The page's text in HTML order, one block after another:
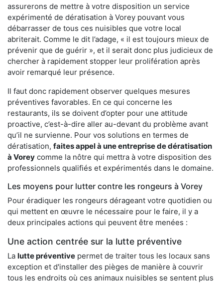
assurerons de mettre à votre disposition un service
expérimenté de dératisation à Vorey pouvant vous
débarrasser de tous ces nuisibles que votre local
abriterait. Comme le dit l’adage, « il est toujours mieux de
prévenir que de guérir », et il serait donc plus judicieux de
chercher à rapidement stopper leur prolifération après
avoir remarqué leur présence.
Il faut donc rapidement observer quelques mesures
préventives favorables. En ce qui concerne les
restaurants, ils se doivent d’opter pour une attitude
proactive, c’est-à-dire aller au-devant du problème avant
qu’il ne survienne. Pour vos solutions en termes de
dératisation, faites appel à une entreprise de dératisation
à Vorey comme la nôtre qui mettra à votre disposition des
professionnels qualifiés et expérimentés dans le domaine.
Les moyens pour lutter contre les rongeurs à Vorey
Pour éradiquer les rongeurs dérageant votre quotidien ou
qui mettent en œuvre le nécessaire pour le faire, il y a
deux principales actions qui peuvent être menées :
Une action centrée sur la lutte préventive
La lutte préventive permet de traiter tous les locaux sans
exception et d'installer des pièges de manière à couvrir
tous les endroits où ces animaux nuisibles se sentent plus